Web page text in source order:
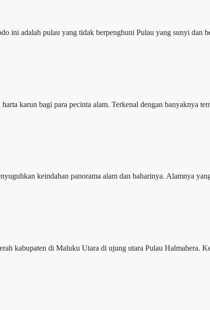
adalah pulau yang tidak berpenghuni Pulau yang sunyi dan
karun bagi para pecinta alam. Terkenal dengan banyaknya
keindahan panorama alam dan baharinya. Alamnya
kabupaten di Maluku Utara di ujung utara Pulau Halmahera.